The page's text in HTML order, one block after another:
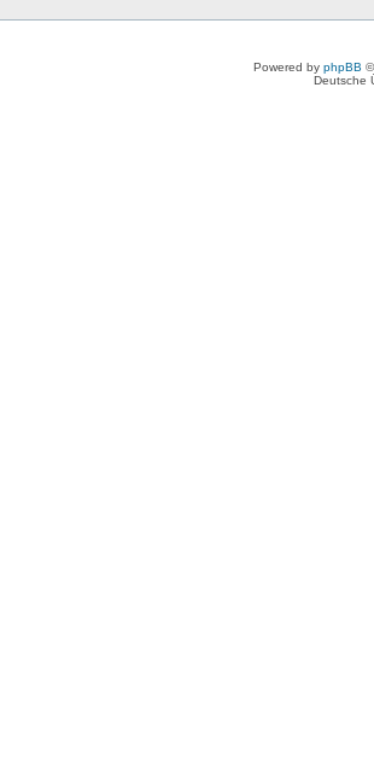
Powered by phpBB
Deutsche